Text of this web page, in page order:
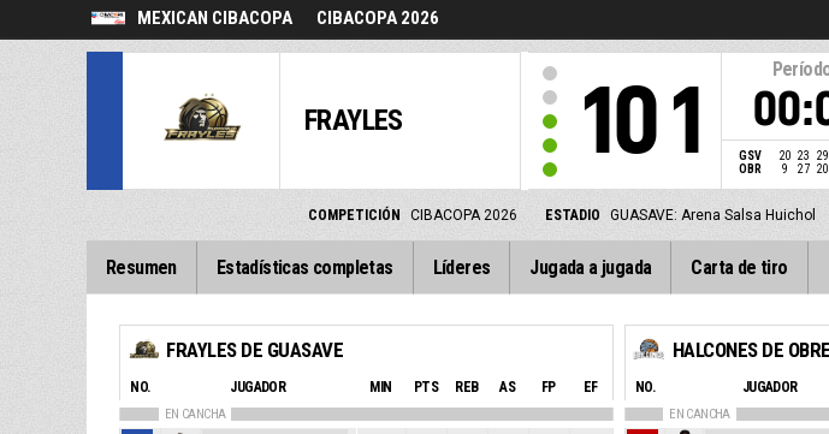
MEXICAN CIBACOPA CIBACOPA 2026
FRAYLES 101 GSV 20 23 29
OBR
9 27 20
COMPETICIÓN CIBACOPA 2026 ESTADIO GUASAVE: Arena Salsa Huichol
Resumen Estadísticas completas Líderes Jugada a jugada Carta de tiro
FRAYLES DE GUASAVE
NO. JUGADOR MIN PTS REB AS FP EF
EN CANCHA
HALCONES DE
NO. JUGADOR
EN CANCHA